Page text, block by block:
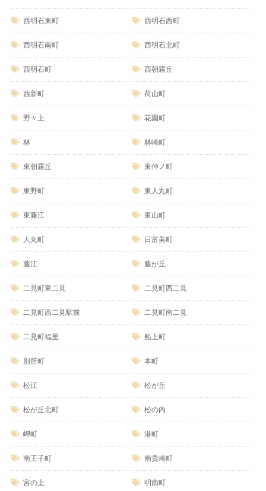
西明石東町 西明石西町
西明石南町 西明石北町
西明石町 西朝霧丘
西新町 荷山町
野々上 花園町
林 林崎町
東朝霧丘 東仲ノ町
東野町 東人丸町
東藤江 東山町
人丸町 日富美町
藤江 藤が丘
二見町東二見 二見町西二見
二見町西二見駅前 二見町南二見
二見町福里 船上町
別所町 本町
松江 松が丘
松が丘北町 松の内
岬町 港町
南王子町 南貴崎町
宮の上 明南町